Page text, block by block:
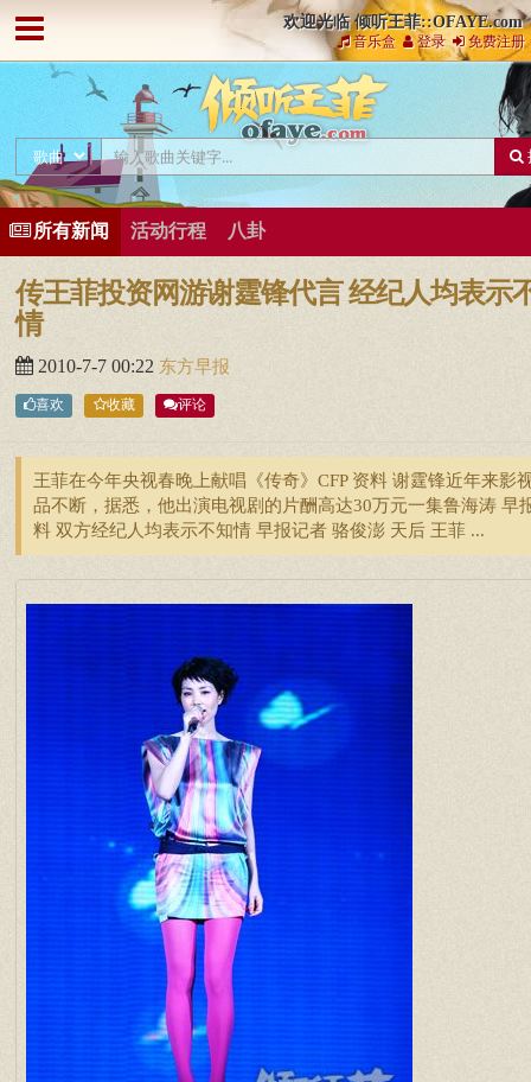
欢迎光临 倾听王菲::OFAYE.com
音乐盒 登录 免费注册
所有新闻 活动行程 八卦
传王菲投资网游谢霆锋代言 经纪人均表示
情
2010-7-7 00:22 东方早报
喜欢 收藏 评论
王菲在今年央视春晚上献唱《传奇》CFP 资料 谢霆锋近年来影
品不断，据悉，他出演电视剧的片酬高达30万元一集鲁海涛 早
料 双方经纪人均表示不知情 早报记者 骆俊澎 天后 王菲 ...